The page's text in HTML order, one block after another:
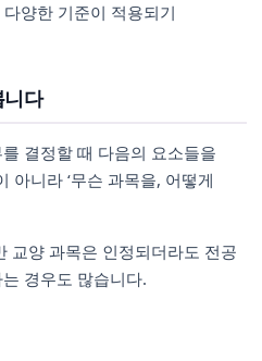
양한 기준이 적용되기
니다
결정할 때 다음의 요소들을
아니라 ‘무슨 과목을, 어떻게
교양 과목은 인정되더라도 전공
경우도 많습니다.